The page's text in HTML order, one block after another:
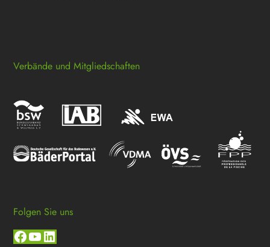
Verbände und Mitgliedschaften
Folgen Sie uns
Facebook
YouTube
LinkedIn